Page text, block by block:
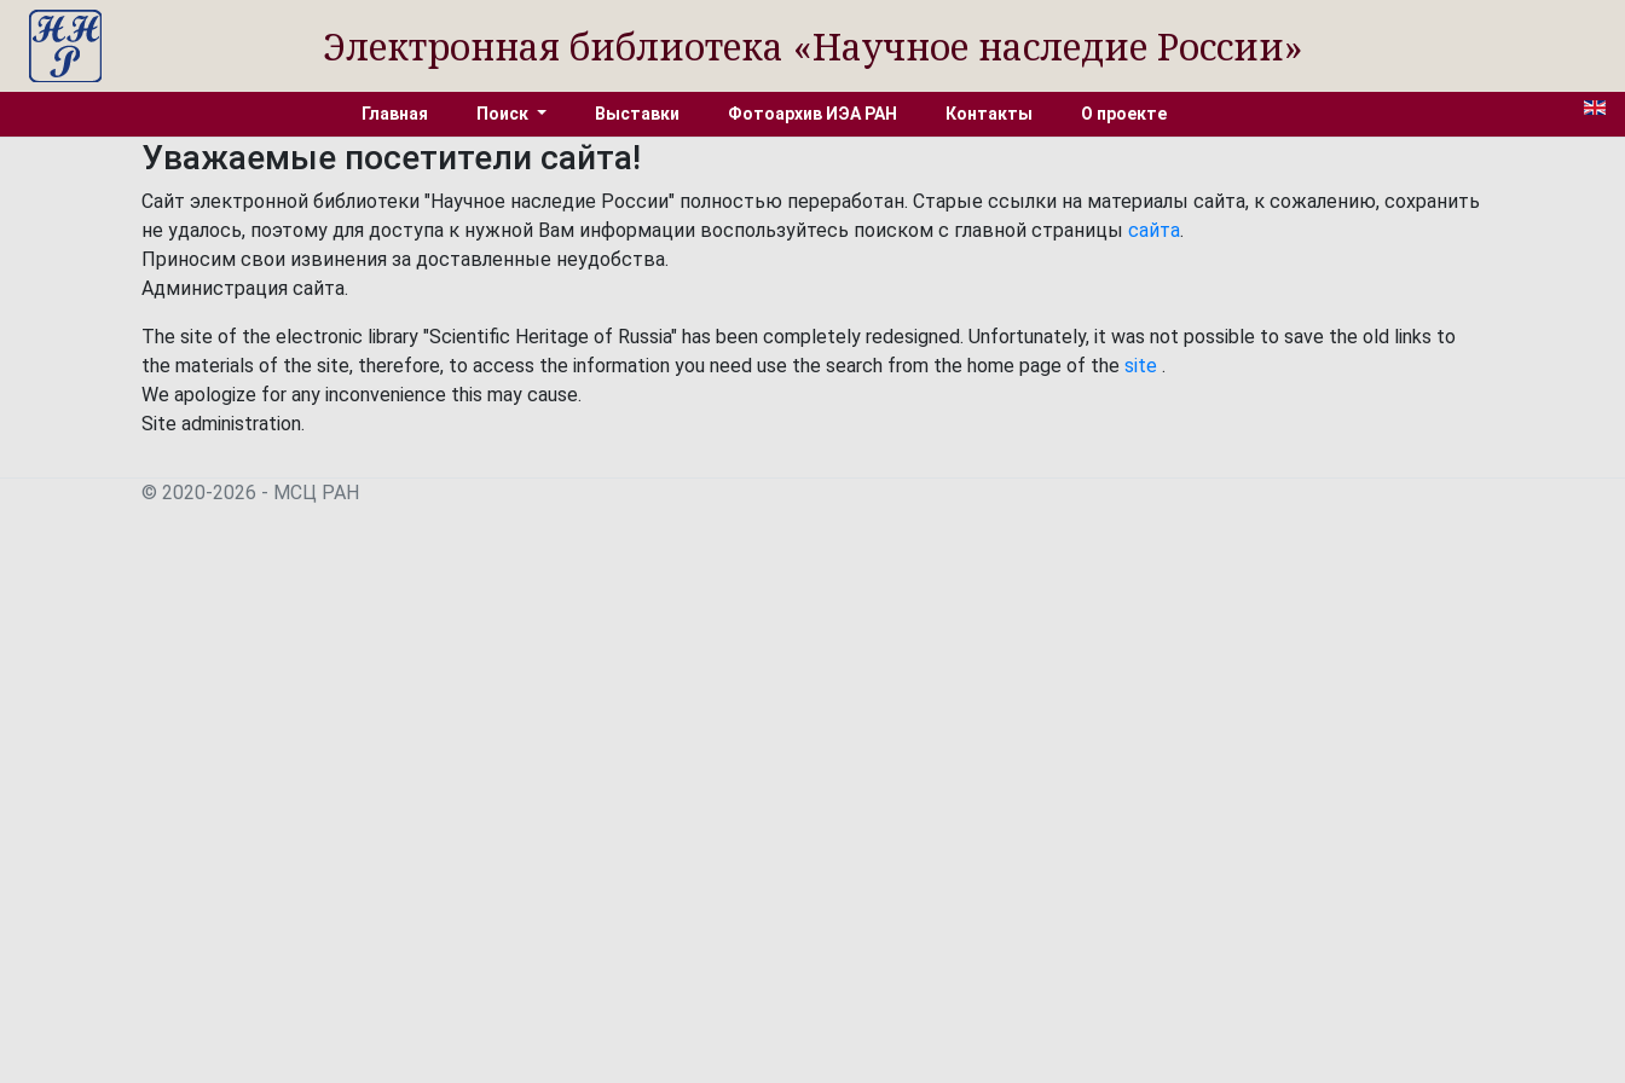
Электронная библиотека «Научное наследие России»
Главная Поиск Выставки Фотоархив ИЭА РАН Контакты О проекте
Уважаемые посетители сайта!
Сайт электронной библиотеки "Научное наследие России" полностью переработан. Старые ссылки на материалы сайта, к сожалению, сохранить
не удалось, поэтому для доступа к нужной Вам информации воспользуйтесь поиском с главной страницы сайта.
Приносим свои извинения за доставленные неудобства.
Администрация сайта.
The site of the electronic library "Scientific Heritage of Russia" has been completely redesigned. Unfortunately, it was not possible to save the old links to
the materials of the site, therefore, to access the information you need use the search from the home page of the site .
We apologize for any inconvenience this may cause.
Site administration.
© 2020-2026 - МСЦ РАН